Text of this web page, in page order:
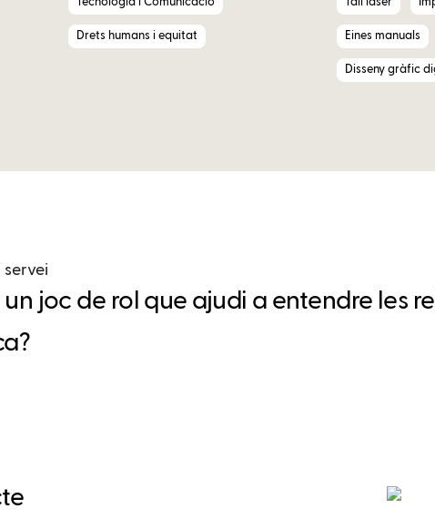
Drets humans i equitat Eines manuals
Disseny gràfic
servei
joc de rol que ajudi a entendre les